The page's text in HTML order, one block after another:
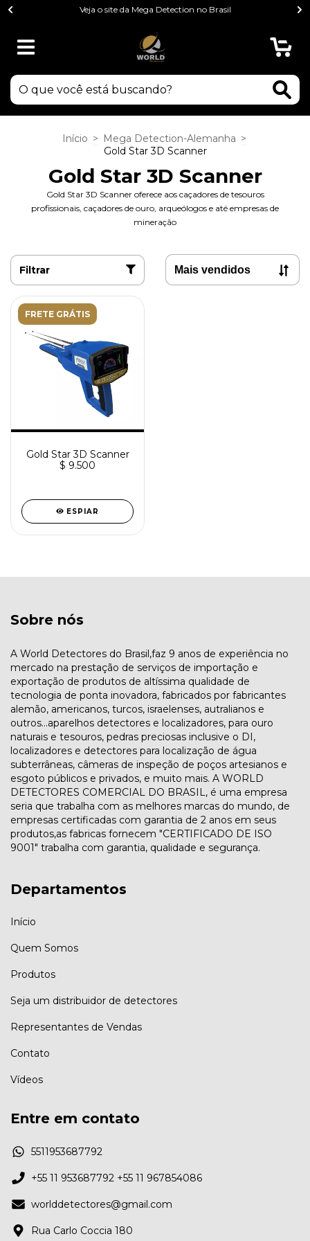
Veja o site da Mega Detection no Brasil
Início > Mega Detection-Alemanha >
Gold Star 3D Scanner
Gold Star 3D Scanner
Gold Star 3D Scanner oferece aos caçadores de tesouros
profissionais, caçadores de ouro, arqueólogos e até empresas de
mineração
Filtrar
FRETE GRÁTIS
Gold Star 3D Scanner
$ 9.500
ESPIAR
Sobre nós
A World Detectores do Brasil,faz 9 anos de experiência no
mercado na prestação de serviços de importação e
exportação de produtos de altíssima qualidade de
tecnologia de ponta inovadora, fabricados por fabricantes
alemão, americanos, turcos, israelenses, autralianos e
outros...aparelhos detectores e localizadores, para ouro
naturais e tesouros, pedras preciosas inclusive o DI,
localizadores e detectores para localização de água
subterrâneas, câmeras de inspeção de poços artesianos e
esgoto públicos e privados, e muito mais. A WORLD
DETECTORES COMERCIAL DO BRASIL, é uma empresa
seria que trabalha com as melhores marcas do mundo, de
empresas certificadas com garantia de 2 anos em seus
produtos,as fabricas fornecem "CERTIFICADO DE ISO
9001" trabalha com garantia, qualidade e segurança.
Departamentos
Início
Quem Somos
Produtos
Seja um distribuidor de detectores
Representantes de Vendas
Contato
Vídeos
Entre em contato
5511953687792
+55 11 953687792 +55 11 967854086
worlddetectores@gmail.com
Rua Carlo Coccia 180